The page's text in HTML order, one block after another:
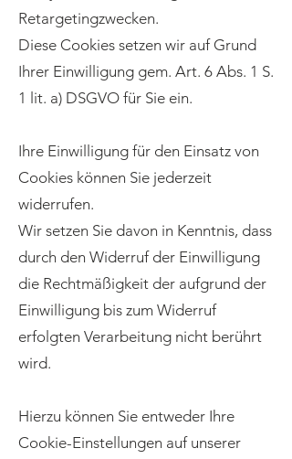
Retargetingzwecken.
Diese Cookies setzen wir auf Grund
Ihrer Einwilligung gem. Art. 6 Abs. 1 S.
1 lit. a) DSGVO für Sie ein.
Ihre Einwilligung für den Einsatz von
Cookies können Sie jederzeit
widerrufen.
Wir setzen Sie davon in Kenntnis, dass
durch den Widerruf der Einwilligung
die Rechtmäßigkeit der aufgrund der
Einwilligung bis zum Widerruf
erfolgten Verarbeitung nicht berührt
wird.
Hierzu können Sie entweder Ihre
Cookie-Einstellungen auf unserer